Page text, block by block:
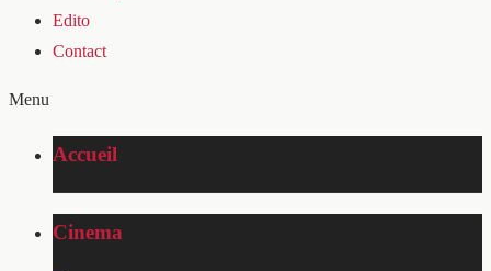
Edito
Contact
Menu
Accueil
Cinema